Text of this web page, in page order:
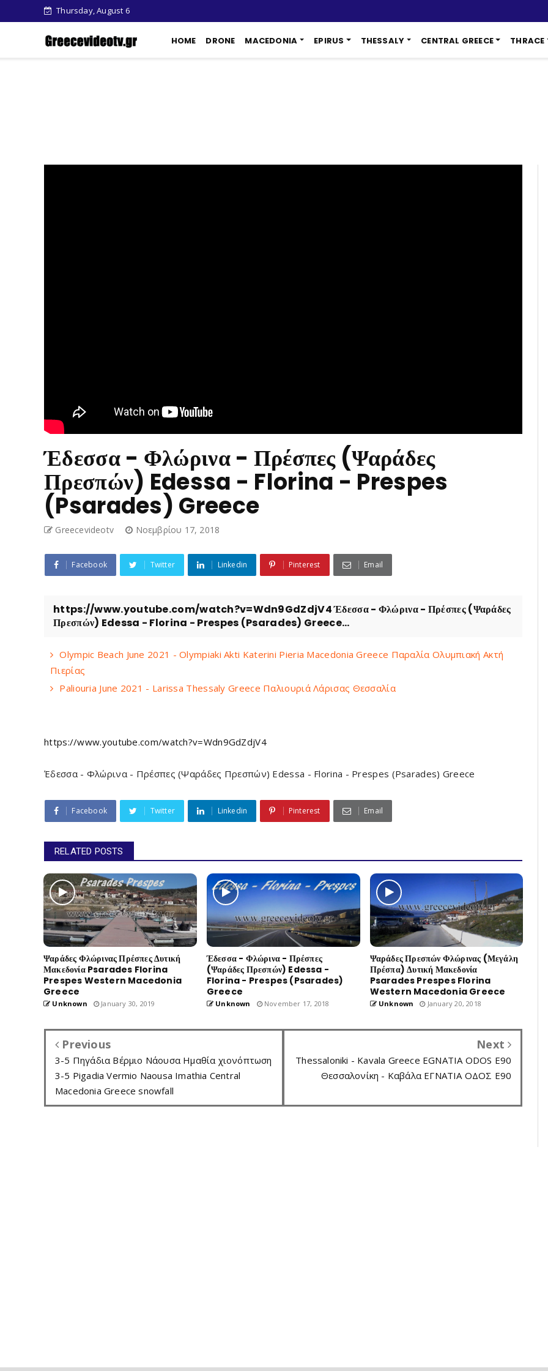
Thursday, August 6
HOME DRONE MACEDONIA EPIRUS THESSALY CENTRAL GREECE THRACE
Έδεσσα - Φλώρινα - Πρέσπες (Ψαράδες
Πρεσπών) Edessa - Florina - Prespes
(Psarades) Greece
Greecevideotv Νοεμβρίου 17, 2018
Facebook Twitter Linkedin Pinterest Email
https://www.youtube.com/watch?v=Wdn9GdZdjV4 Έδεσσα - Φλώρινα - Πρέσπες (Ψαράδες
Πρεσπών) Edessa - Florina - Prespes (Psarades) Greece...
Olympic Beach June 2021 - Olympiaki Akti Katerini Pieria Macedonia Greece Παραλία Ολυμπιακή Ακτή
Πιερίας
Paliouria June 2021 - Larissa Thessaly Greece Παλιουριά Λάρισας Θεσσαλία
https://www.youtube.com/watch?v=Wdn9GdZdjV4
Έδεσσα - Φλώρινα - Πρέσπες (Ψαράδες Πρεσπών) Edessa - Florina - Prespes (Psarades) Greece
Facebook Twitter Linkedin Pinterest Email
RELATED POSTS
Ψαράδες Φλώρινας Πρέσπες Δυτική
Μακεδονία Psarades Florina
Prespes Western Macedonia
Greece
Unknown January 30, 2019
Έδεσσα - Φλώρινα - Πρέσπες
(Ψαράδες Πρεσπών) Edessa -
Florina - Prespes (Psarades)
Greece
Unknown November 17, 2018
Ψαράδες Πρεσπών Φλώρινας (Μεγάλη
Πρέσπα) Δυτική Μακεδονία
Psarades Prespes Florina
Western Macedonia Greece
Unknown January 20, 2018
Previous
3-5 Πηγάδια Βέρμιο Νάουσα Ημαθία χιονόπτωση
3-5 Pigadia Vermio Naousa Imathia Central
Macedonia Greece snowfall
Next
Thessaloniki - Kavala Greece EGNATIA ODOS E90
Θεσσαλονίκη - Καβάλα ΕΓΝΑΤΙΑ ΟΔΟΣ Ε90